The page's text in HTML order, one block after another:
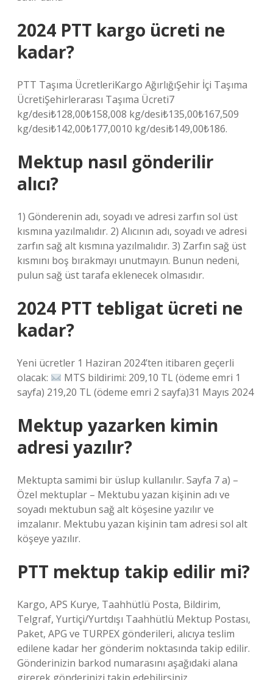
2024 PTT kargo ücreti ne
kadar?
PTT Taşıma ÜcretleriKargo AğırlığıŞehir İçi Taşıma
ÜcretiŞehirlerarası Taşıma Ücreti7
kg/desi₺128,00₺158,008 kg/desi₺135,00₺167,509
kg/desi₺142,00₺177,0010 kg/desi₺149,00₺186.
Mektup nasıl gönderilir
alıcı?
1) Gönderenin adı, soyadı ve adresi zarfın sol üst
kısmına yazılmalıdır. 2) Alıcının adı, soyadı ve adresi
zarfın sağ alt kısmına yazılmalıdır. 3) Zarfın sağ üst
kısmını boş bırakmayı unutmayın. Bunun nedeni,
pulun sağ üst tarafa eklenecek olmasıdır.
2024 PTT tebligat ücreti ne
kadar?
Yeni ücretler 1 Haziran 2024’ten itibaren geçerli
olacak:
MTS bildirimi: 209,10 TL (ödeme emri 1
sayfa) 219,20 TL (ödeme emri 2 sayfa)31 Mayıs 2024
Mektup yazarken kimin
adresi yazılır?
Mektupta samimi bir üslup kullanılır. Sayfa 7 a) –
Özel mektuplar – Mektubu yazan kişinin adı ve
soyadı mektubun sağ alt köşesine yazılır ve
imzalanır. Mektubu yazan kişinin tam adresi sol alt
köşeye yazılır.
PTT mektup takip edilir mi?
Kargo, APS Kurye, Taahhütlü Posta, Bildirim,
Telgraf, Yurtiçi/Yurtdışı Taahhütlü Mektup Postası,
Paket, APG ve TURPEX gönderileri, alıcıya teslim
edilene kadar her gönderim noktasında takip edilir.
Gönderinizin barkod numarasını aşağıdaki alana